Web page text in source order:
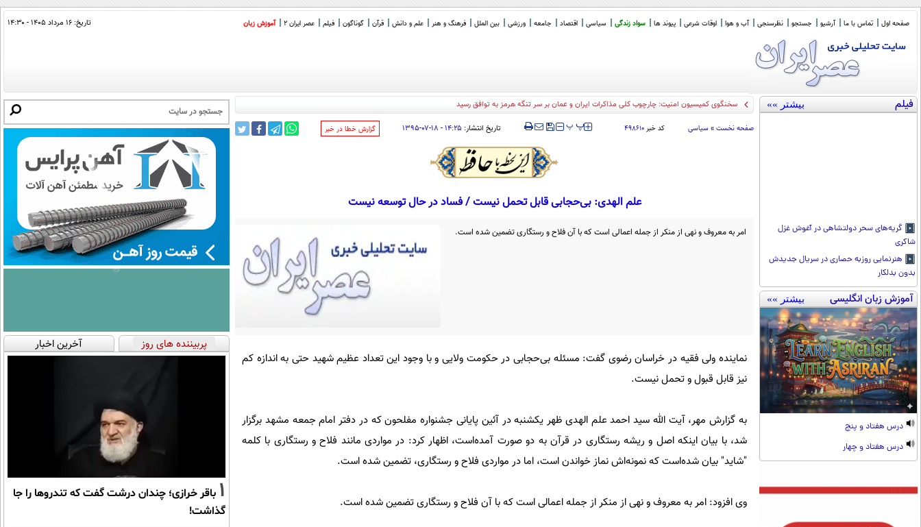
صفحه اول تماس با ما آرشیو جستجو نظرسنجی آب و هوا اوقات شرعی پیوند ها سواد زندگی سیاسی اقتصاد جامعه ورزشی بین الملل فرهنگ و هنر علم و دانش قرآن گوناگون فیلم عصر ایران 2 آموزش زبان تاریخ: ۱۶ مرداد ۱۴۰۵ - ۱۴:۳۰
فیلم بیشتر »»
گریه‌های سحر دولتشاهی در آغوش غزل
شاکری
هنرنمایی روزبه حصاری در سریال جدیدش
بدون بدلکار
آموزش زبان انگلیسی بیشتر »»
درس هفتاد و پنج
درس هفتاد و چهار
سخنگوی کمیسیون امنیت: چارچوب کلی مذاکرات ایران و عمان بر سر تنگه هرمز به توافق رسید
صفحه نخست » سیاسی کد خبر۴۹۸۶۱۰ ‍‍‍ پپ تاریخ انتشار: ۱۴:۲۵ - ۱۸-۰۷-۱۳۹۵ ‌گزارش خطا در خبر
علم الهدی: بی‌حجابی قابل تحمل نیست / فساد در حال توسعه نیست
امر به معروف و نهی از منکر از جمله اعمالی است که با آن فلاح و رستگاری تضمین شده‌ است.
نماینده ولی فقیه در خراسان رضوی گفت: مسئله بی‌حجابی در حکومت ولایی و با وجود این تعداد عظیم شهید حتی به اندازه کم
نیز قابل قبول و تحمل نیست.
به گزارش مهر، آیت الله سید احمد علم الهدی ظهر یکشنبه در آئین پایانی جشنواره مفلحون که در دفتر امام جمعه مشهد برگزار
شد، با بیان اینکه اصل و ریشه رستگاری در قرآن به دو صورت آمده‌است، اظهار کرد: در مواردی مانند فلاح و رستگاری با کلمه
"شاید" بیان شده‌است که نمونه‌اش نماز خواندن است، اما در مواردی فلاح و رستگاری، تضمین شده‌ است.
وی افزود: امر به معروف و نهی از منکر از جمله اعمالی است که با آن فلاح و رستگاری تضمین شده‌ است.
پربیننده های روز آخرین اخبار
1 باقر خرازی؛ چندان درشت گفت که تندروها را جا
گذاشت!